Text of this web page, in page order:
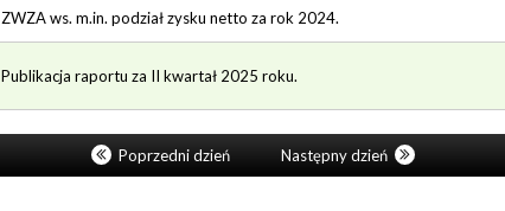
ZWZA ws. m.in. podział zysku netto za rok 2024.
Publikacja raportu za II kwartał 2025 roku.
Poprzedni dzień Następny dzień